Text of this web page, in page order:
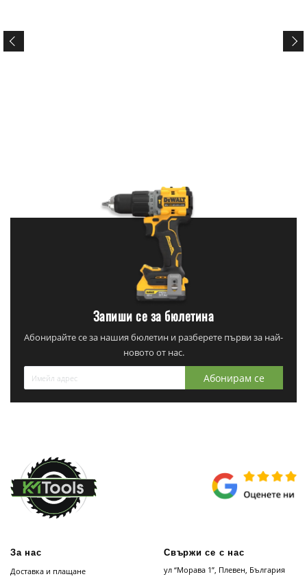
Запиши се за бюлетина
Абонирайте се за нашия бюлетин и разберете първи за най-
новото от нас.
Абонирам се
За нас
Доставка и плащане
Свържи се с нас
ул “Морава 1”, Плевен, България